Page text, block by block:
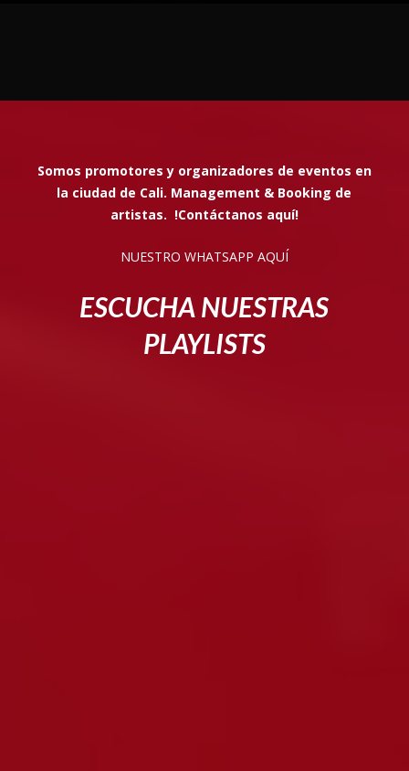
Somos promotores y organizadores de eventos en
la ciudad de Cali. Management & Booking de
artistas. !Contáctanos aquí!
NUESTRO WHATSAPP AQUÍ
ESCUCHA NUESTRAS
PLAYLISTS